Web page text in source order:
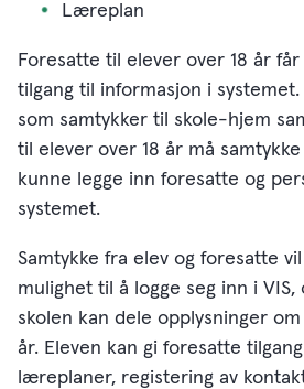
Læreplan
Foresatte til elever over 18 år
tilgang til informasjon i
som samtykker til skole-hjem
til elever over 18 år må samtykke
kunne legge inn foresatte og
systemet.
Samtykke fra elev og foresatte
mulighet til å logge seg inn i VIS,
skolen kan dele opplysninger
år. Eleven kan gi foresatte
læreplaner, registering av